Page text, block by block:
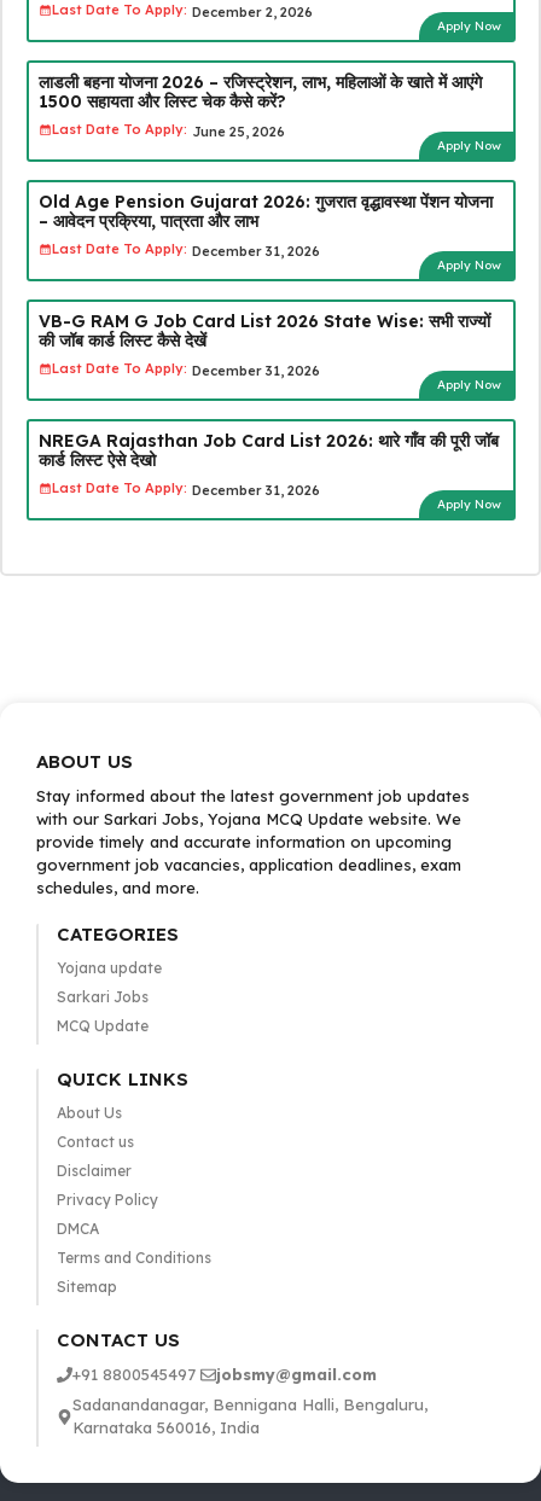
Last Date To Apply: December 2, 2026
Apply Now
लाडली बहना योजना 2026 – रजिस्ट्रेशन, लाभ, महिलाओं के खाते में आएंगे
₹1500 सहायता और लिस्ट चेक कैसे करें?
Last Date To Apply: June 25, 2026
Apply Now
Old Age Pension Gujarat 2026: गुजरात वृद्धावस्था पेंशन योजना
– आवेदन प्रक्रिया, पात्रता और लाभ
Last Date To Apply: December 31, 2026
Apply Now
VB-G RAM G Job Card List 2026 State Wise: सभी राज्यों
की जॉब कार्ड लिस्ट कैसे देखें
Last Date To Apply: December 31, 2026
Apply Now
NREGA Rajasthan Job Card List 2026: थारे गाँव की पूरी जॉब
कार्ड लिस्ट ऐसे देखो
Last Date To Apply: December 31, 2026
Apply Now
ABOUT US
Stay informed about the latest government job updates
with our Sarkari Jobs, Yojana MCQ Update website. We
provide timely and accurate information on upcoming
government job vacancies, application deadlines, exam
schedules, and more.
CATEGORIES
Yojana update
Sarkari Jobs
MCQ Update
QUICK LINKS
About Us
Contact us
Disclaimer
Privacy Policy
DMCA
Terms and Conditions
Sitemap
CONTACT US
+91 8800545497
jobsmy@gmail.com
Sadanandanagar, Bennigana Halli, Bengaluru,
Karnataka 560016, India